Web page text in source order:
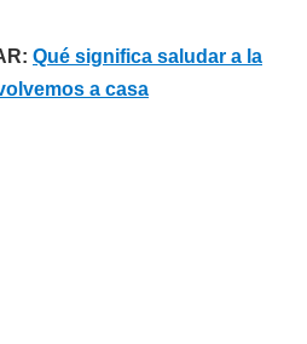
Qué significa saludar a la
a casa